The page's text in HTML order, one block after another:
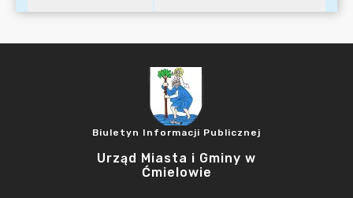
Biuletyn Informacji Publicznej
Urząd Miasta i Gminy w
Ćmielowie